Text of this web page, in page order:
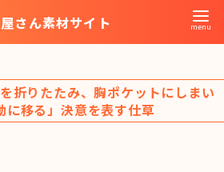
さん素材サイト
折りたたみ、胸ポケットにしまい
に移る」決意を表す仕草